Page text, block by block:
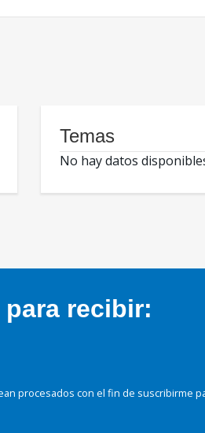
Temas
No hay datos
recibir:
procesados con el fin de suscribirme